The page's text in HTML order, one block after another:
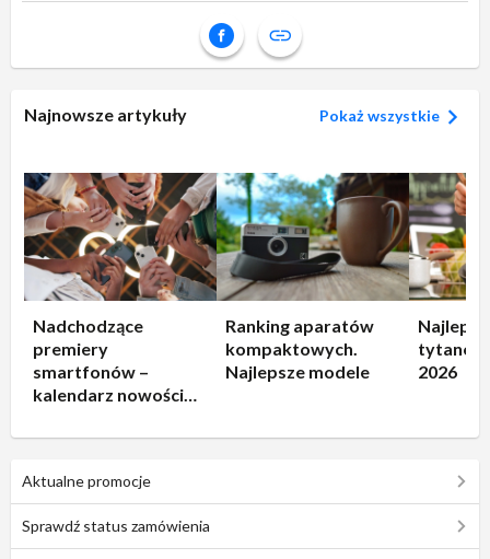
Najnowsze artykuły Pokaż wszystkie
Nadchodzące
premiery
smartfonów –
kalendarz nowości
Ranking aparatów
kompaktowych.
Najlepsze modele
2026
Aktualne promocje
Sprawdź status zamówienia